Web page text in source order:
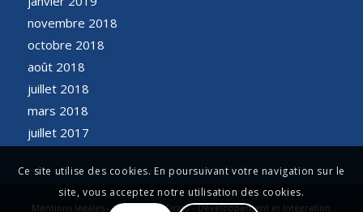
novembre 2018
octobre 2018
août 2018
juillet 2018
mars 2018
juillet 2017
Mentions légales - Conception Origo - Développement et Intégration
Ce site utilise des cookies. En poursuivant votre navigation sur le
site, vous acceptez notre utilisation des cookies.